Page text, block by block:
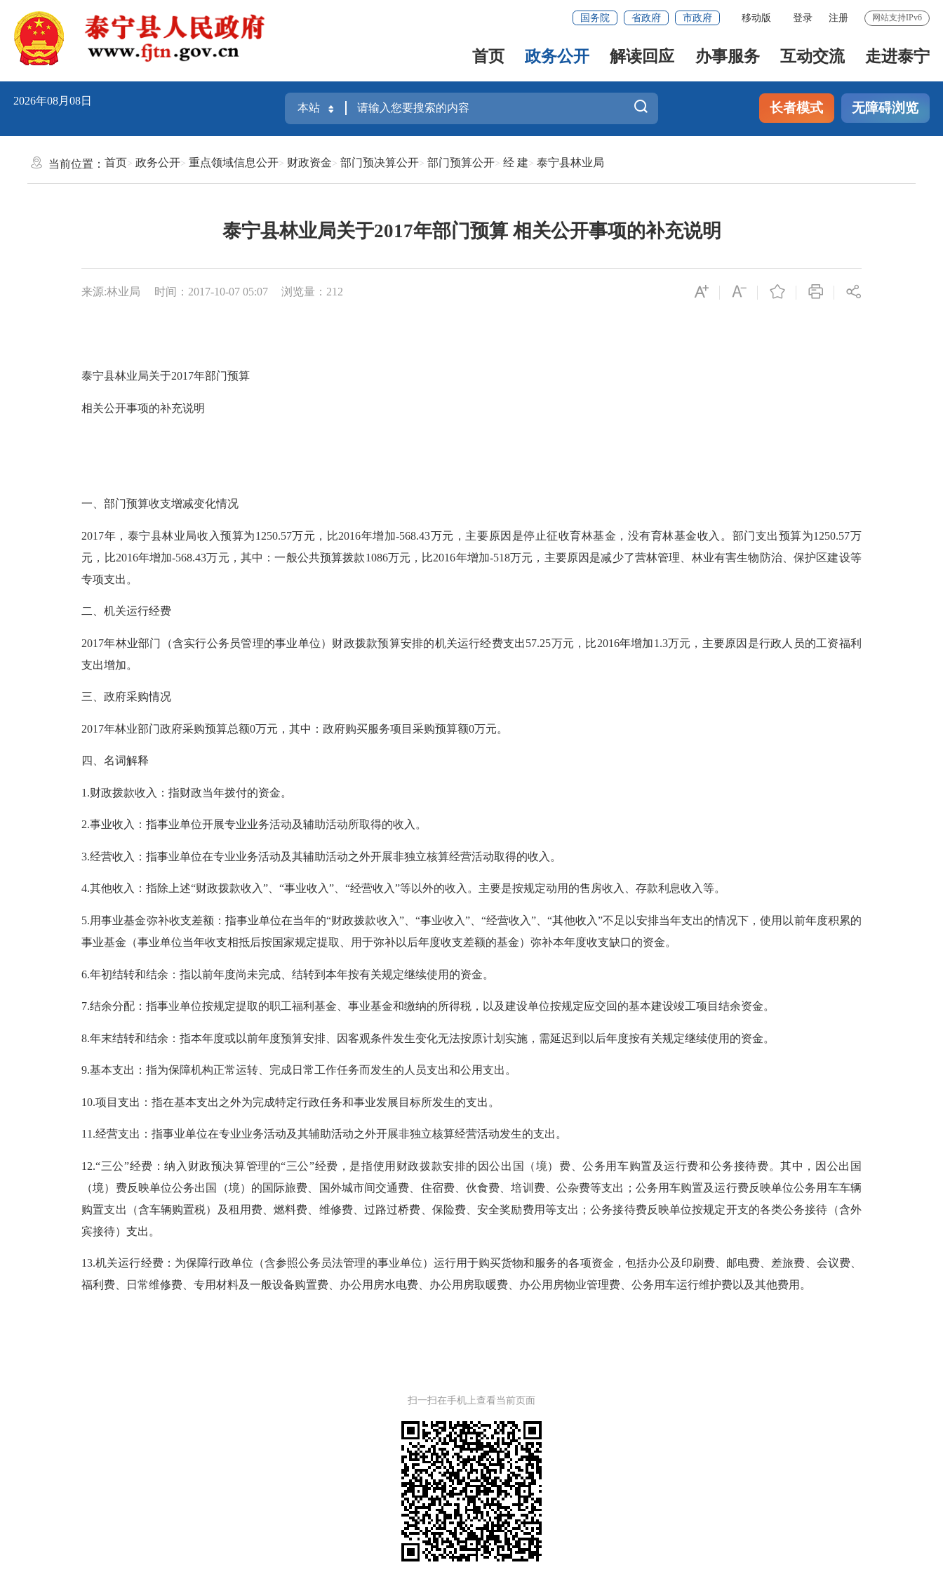
国务院 省政府 市政府 移动版 登录 注册 网站支持IPv6
首页 政务公开 解读回应 办事服务 互动交流 走进泰宁
2026年08月08日 长者模式 无障碍浏览
当前位置：首页 政务公开 重点领域信息公开 财政资金 部门预决算公开 部门预算公开 经 建 泰宁县林业局
泰宁县林业局关于2017年部门预算 相关公开事项的补充说明
来源:林业局 时间：2017-10-07 05:07 浏览量：212
泰宁县林业局关于2017年部门预算
相关公开事项的补充说明
一、部门预算收支增减变化情况
2017年，泰宁县林业局收入预算为1250.57万元，比2016年增加-568.43万元，主要原因是停止征收育林基金，没有育林基金收入。部门支出预算为1250.57万
元，比2016年增加-568.43万元，其中：一般公共预算拨款1086万元，比2016年增加-518万元，主要原因是减少了营林管理、林业有害生物防治、保护区建设等
专项支出。
二、机关运行经费
2017年林业部门（含实行公务员管理的事业单位）财政拨款预算安排的机关运行经费支出57.25万元，比2016年增加1.3万元，主要原因是行政人员的工资福利
支出增加。
三、政府采购情况
2017年林业部门政府采购预算总额0万元，其中：政府购买服务项目采购预算额0万元。
四、名词解释
1.财政拨款收入：指财政当年拨付的资金。
2.事业收入：指事业单位开展专业业务活动及辅助活动所取得的收入。
3.经营收入：指事业单位在专业业务活动及其辅助活动之外开展非独立核算经营活动取得的收入。
4.其他收入：指除上述“财政拨款收入”、“事业收入”、“经营收入”等以外的收入。主要是按规定动用的售房收入、存款利息收入等。
5.用事业基金弥补收支差额：指事业单位在当年的“财政拨款收入”、“事业收入”、“经营收入”、“其他收入”不足以安排当年支出的情况下，使用以前年度积累的
事业基金（事业单位当年收支相抵后按国家规定提取、用于弥补以后年度收支差额的基金）弥补本年度收支缺口的资金。
6.年初结转和结余：指以前年度尚未完成、结转到本年按有关规定继续使用的资金。
7.结余分配：指事业单位按规定提取的职工福利基金、事业基金和缴纳的所得税，以及建设单位按规定应交回的基本建设竣工项目结余资金。
8.年末结转和结余：指本年度或以前年度预算安排、因客观条件发生变化无法按原计划实施，需延迟到以后年度按有关规定继续使用的资金。
9.基本支出：指为保障机构正常运转、完成日常工作任务而发生的人员支出和公用支出。
10.项目支出：指在基本支出之外为完成特定行政任务和事业发展目标所发生的支出。
11.经营支出：指事业单位在专业业务活动及其辅助活动之外开展非独立核算经营活动发生的支出。
12.“三公”经费：纳入财政预决算管理的“三公”经费，是指使用财政拨款安排的因公出国（境）费、公务用车购置及运行费和公务接待费。其中，因公出国
（境）费反映单位公务出国（境）的国际旅费、国外城市间交通费、住宿费、伙食费、培训费、公杂费等支出；公务用车购置及运行费反映单位公务用车车辆
购置支出（含车辆购置税）及租用费、燃料费、维修费、过路过桥费、保险费、安全奖励费用等支出；公务接待费反映单位按规定开支的各类公务接待（含外
宾接待）支出。
13.机关运行经费：为保障行政单位（含参照公务员法管理的事业单位）运行用于购买货物和服务的各项资金，包括办公及印刷费、邮电费、差旅费、会议费、
福利费、日常维修费、专用材料及一般设备购置费、办公用房水电费、办公用房取暖费、办公用房物业管理费、公务用车运行维护费以及其他费用。
扫一扫在手机上查看当前页面